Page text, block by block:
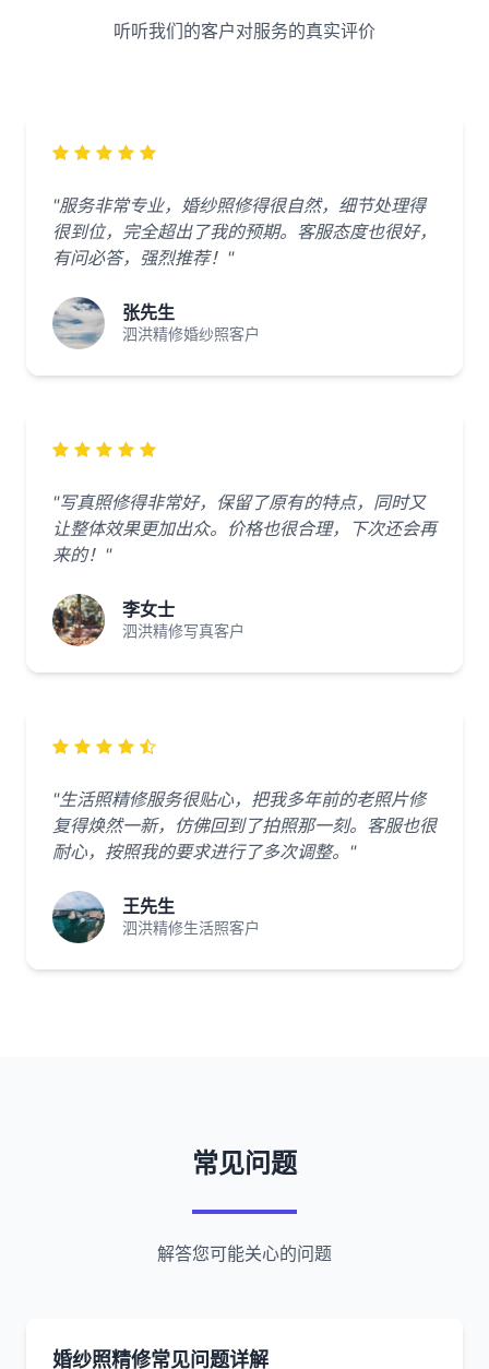
听听我们的客户对服务的真实评价
"服务非常专业，婚纱照修得很自然，细节处理得
很到位，完全超出了我的预期。客服态度也很好，
有问必答，强烈推荐！"
张先生
泗洪精修婚纱照客户
"写真照修得非常好，保留了原有的特点，同时又
让整体效果更加出众。价格也很合理，下次还会再
来的！"
李女士
泗洪精修写真客户
"生活照精修服务很贴心，把我多年前的老照片修
复得焕然一新，仿佛回到了拍照那一刻。客服也很
耐心，按照我的要求进行了多次调整。"
王先生
泗洪精修生活照客户
常见问题
解答您可能关心的问题
婚纱照精修常见问题详解